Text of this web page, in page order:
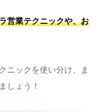
営業テクニックや、お
ニックを使い分け、ま
しょう！